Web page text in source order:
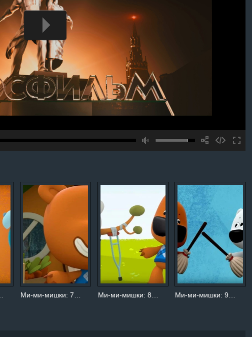
Ми-ми-мишки: 7… Ми-ми-мишки: 8… Ми-ми-мишки: 9…